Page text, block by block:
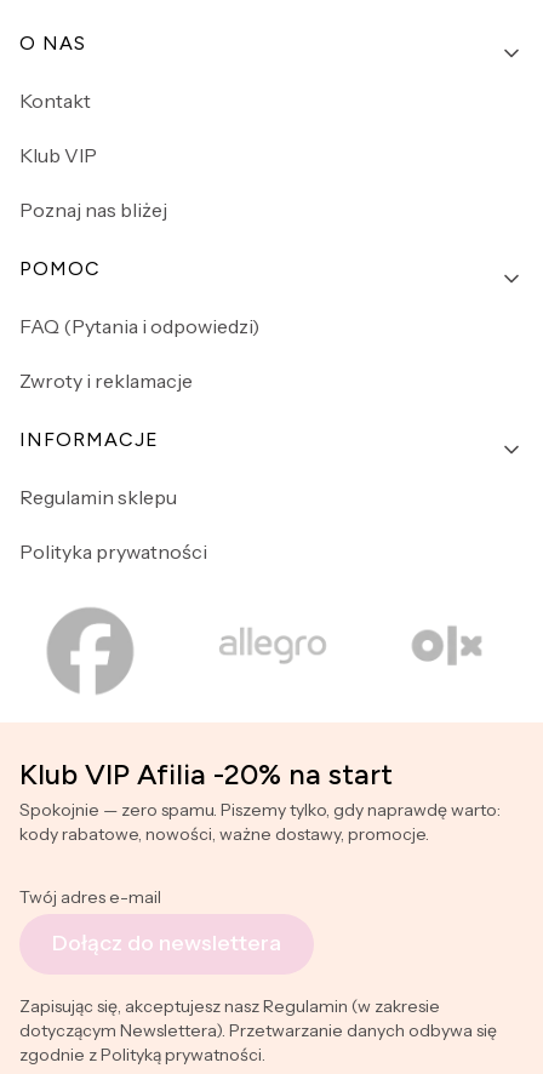
O NAS
Kontakt
Klub VIP
Poznaj nas bliżej
POMOC
FAQ (Pytania i odpowiedzi)
Zwroty i reklamacje
INFORMACJE
Regulamin sklepu
Polityka prywatności
Klub VIP Afilia -20% na start
Spokojnie — zero spamu. Piszemy tylko, gdy naprawdę warto:
kody rabatowe, nowości, ważne dostawy, promocje.
Twój adres e-mail
Dołącz do newslettera
Zapisując się, akceptujesz nasz Regulamin (w zakresie
dotyczącym Newslettera). Przetwarzanie danych odbywa się
zgodnie z Polityką prywatności.